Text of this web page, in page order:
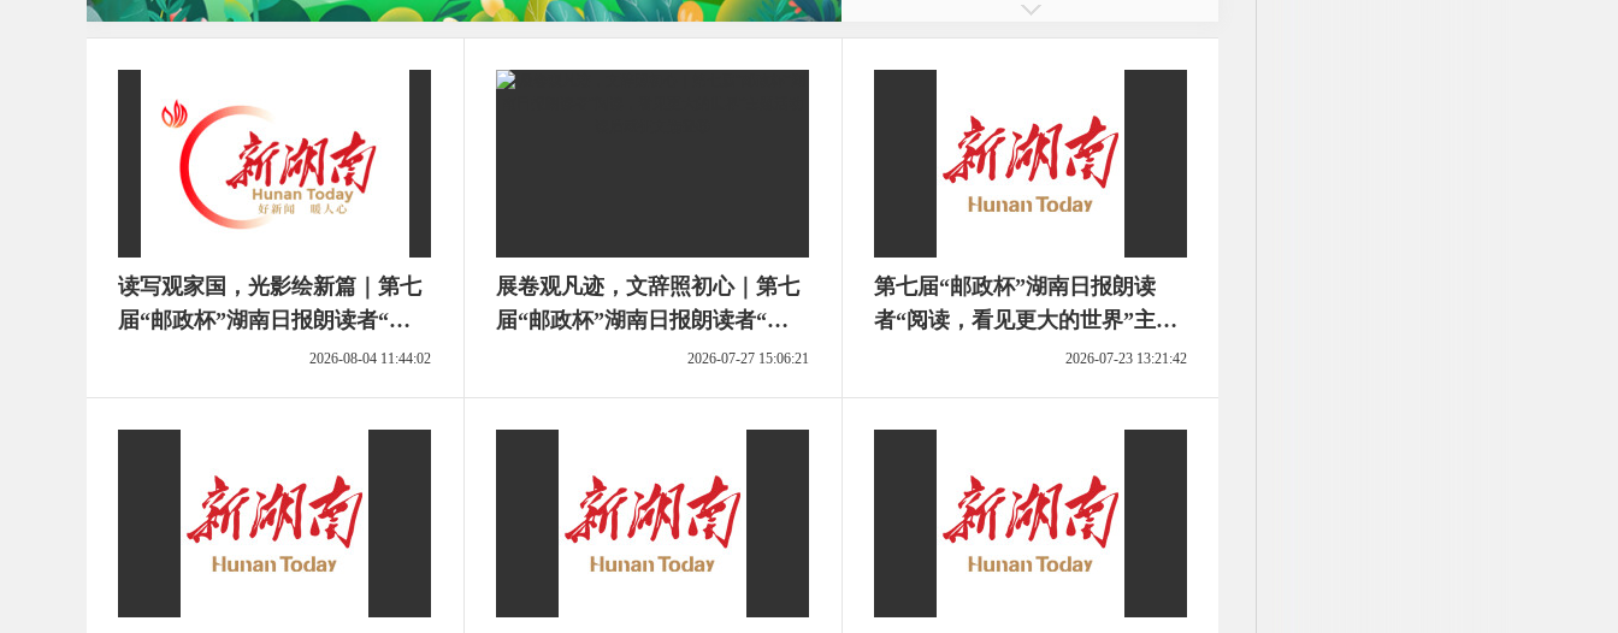
大学生暑期“三下乡”与朗读者活动伴
2025-07-09 09:24:13
读写观家国，光影绘新篇｜第七
届“邮政杯”湖南日报朗读者“阅
读，看见更大的世界”主题活动
2026-08-04 11:44:02
展卷观凡迹，文辞照初心｜第七
届“邮政杯”湖南日报朗读者“阅
读，看见更大的世界”主题活动
2026-07-27 15:06:21
第七届“邮政杯”湖南日报朗读
者“阅读，看见更大的世界”主题
活动优秀作品展播①2026-07-23 13:21:42